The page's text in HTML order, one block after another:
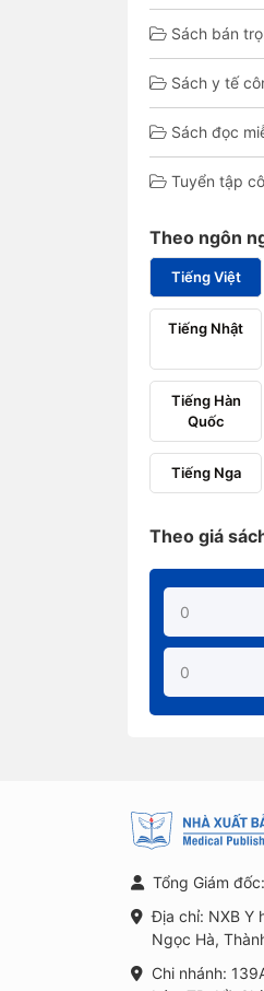
Sách bán
Sách y tế
Sách đọc
Tuyển tập
Theo ngôn
Tiếng Việt
Tiếng Nhật
Tiếng Hàn
Quốc
Tiếng Nga
Theo giá
Tổng Giám
Địa chỉ: NXB Y
Ngọc Hà,
Chi nhánh: